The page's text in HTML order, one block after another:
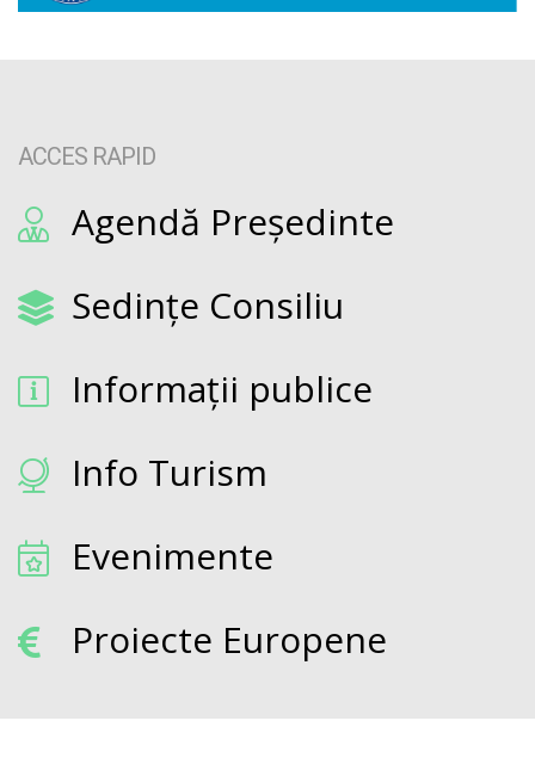
ACCES RAPID
Agendă Președinte
Sedințe Consiliu
Informații publice
Info Turism
Evenimente
Proiecte Europene